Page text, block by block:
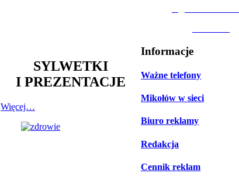
SYLWETKI
I PREZENTACJE
Więcej…
Informacje
Ważne telefony
Mikołów w sieci
Biuro reklamy
Redakcja
Cennik reklam